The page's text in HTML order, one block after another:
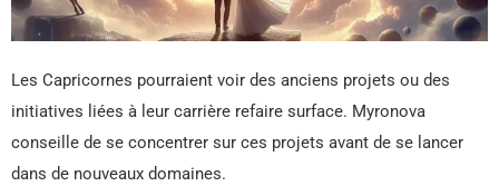
Les Capricornes pourraient voir des anciens projets ou des
initiatives liées à leur carrière refaire surface. Myronova
conseille de se concentrer sur ces projets avant de se lancer
dans de nouveaux domaines.